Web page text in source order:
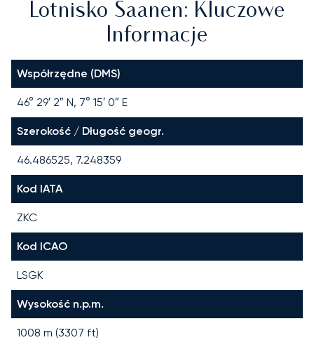
Lotnisko Saanen: Kluczowe
Informacje
Współrzędne (DMS)
46° 29′ 2″ N, 7° 15′ 0″ E
Szerokość / Długość geogr.
46.486525, 7.248359
Kod IATA
ZKC
Kod ICAO
LSGK
Wysokość n.p.m.
1008 m (3307 ft)